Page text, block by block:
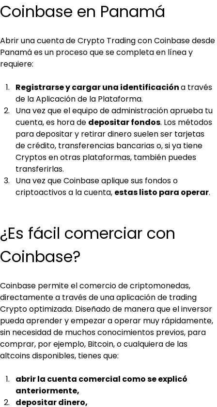
Coinbase en Panamá
Abrir una cuenta de Crypto Trading con Coinbase desde
Panamá es un proceso que se completa en línea y
requiere:
Registrarse y cargar una identificación a través
de la Aplicación de la Plataforma.
Una vez que el equipo de administración aprueba tu
cuenta, es hora de depositar fondos. Los métodos
para depositar y retirar dinero suelen ser tarjetas
de crédito, transferencias bancarias o, si ya tiene
Cryptos en otras plataformas, también puedes
transferirlas.
Una vez que Coinbase aplique sus fondos o
criptoactivos a la cuenta, estas listo para operar.
¿Es fácil comerciar con
Coinbase?
Coinbase permite el comercio de criptomonedas,
directamente a través de una aplicación de trading
Crypto optimizada. Diseñado de manera que el inversor
pueda aprender y empezar a operar muy rápidamente,
sin necesidad de muchos conocimientos previos, para
comprar, por ejemplo, Bitcoin, o cualquiera de las
altcoins disponibles, tienes que:
abrir la cuenta comercial como se explicó
anteriormente,
depositar dinero,